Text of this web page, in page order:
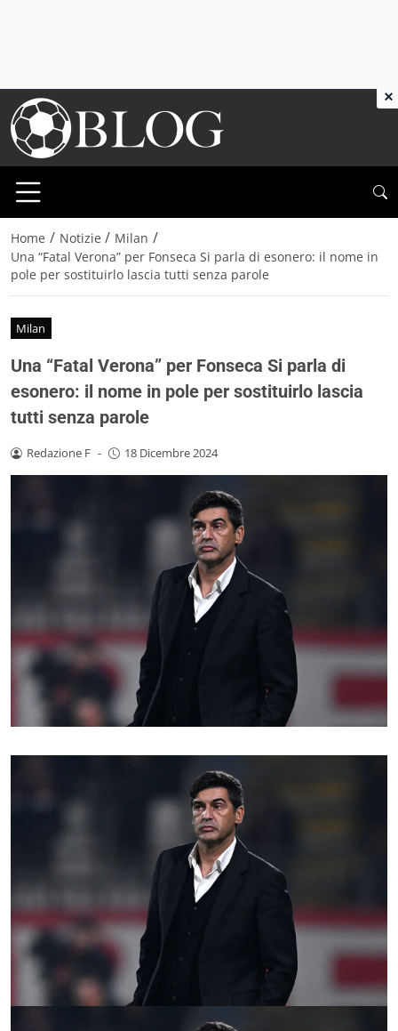
Home / Notizie / Milan /
Una “Fatal Verona” per Fonseca Si parla di esonero: il nome in
pole per sostituirlo lascia tutti senza parole
Milan
Una “Fatal Verona” per Fonseca Si parla di
esonero: il nome in pole per sostituirlo lascia
tutti senza parole
Redazione F - 18 Dicembre 2024
×